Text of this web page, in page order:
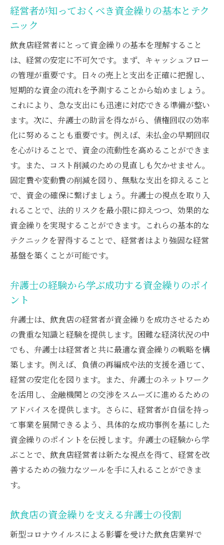
経営者が知っておくべき資金繰りの基本とテク
ニック
飲食店経営者にとって資金繰りの基本を理解すること
は、経営の安定に不可欠です。まず、キャッシュフロー
の管理が重要です。日々の売上と支出を正確に把握し、
短期的な資金の流れを予測することから始めましょう。
これにより、急な支出にも迅速に対応できる準備が整い
ます。次に、弁護士の助言を得ながら、債権回収の効率
化に努めることも重要です。例えば、未払金の早期回収
を心がけることで、資金の流動性を高めることができま
す。また、コスト削減のための見直しも欠かせません。
固定費や変動費の削減を図り、無駄な支出を抑えること
で、資金の確保に繋げましょう。弁護士の視点を取り入
れることで、法的リスクを最小限に抑えつつ、効果的な
資金繰りを実現することができます。これらの基本的な
テクニックを習得することで、経営者はより強固な経営
基盤を築くことが可能です。
弁護士の経験から学ぶ成功する資金繰りのポイ
ント
弁護士は、飲食店の経営者が資金繰りを成功させるため
の貴重な知識と経験を提供します。困難な経済状況の中
でも、弁護士は経営者と共に最適な資金繰りの戦略を構
築します。例えば、負債の再編成や法的支援を通じて、
経営の安定化を図ります。また、弁護士のネットワーク
を活用し、金融機関との交渉をスムーズに進めるための
アドバイスを提供します。さらに、経営者が自信を持っ
て事業を展開できるよう、具体的な成功事例を基にした
資金繰りのポイントを伝授します。弁護士の経験から学
ぶことで、飲食店経営者は新たな視点を得て、経営を改
善するための強力なツールを手に入れることができま
す。
飲食店の資金繰りを支える弁護士の役割
新型コロナウイルスによる影響を受けた飲食店業界で